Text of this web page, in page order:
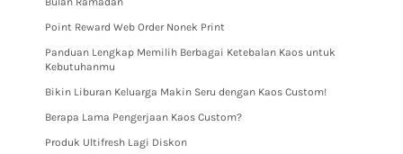
Point Reward Web Order Nonek Print
Panduan Lengkap Memilih Berbagai Ketebalan Kaos untuk
Kebutuhanmu
Bikin Liburan Keluarga Makin Seru dengan Kaos Custom!
Berapa Lama Pengerjaan Kaos Custom?
Produk Ultifresh Lagi Diskon